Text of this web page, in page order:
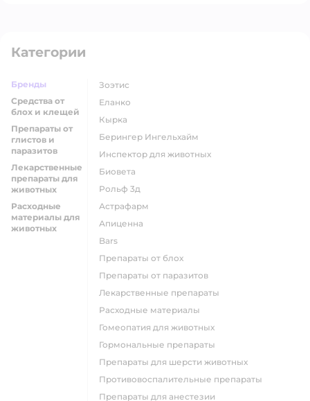
Категории
Бренды
Средства от
блох и клещей
Препараты от
глистов и
паразитов
Лекарственные
препараты для
животных
Расходные
материалы для
животных
Зоэтис
Еланко
Кырка
Берингер Ингельхайм
Инспектор для животных
Биовета
Рольф 3д
Астрафарм
Апиценна
Bars
Препараты от блох
Препараты от паразитов
Лекарственные препараты
Расходные материалы
Гомеопатия для животных
Гормональные препараты
Препараты для шерсти животных
Противовоспалительные препараты
Препараты для анестезии